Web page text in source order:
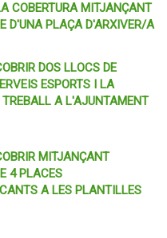
COBERTURA MITJANÇANT
D'UNA PLAÇA D'ARXIVER/A
DOS LLOCS DE
ESPORTS I LA
A L'AJUNTAMENT
MITJANÇANT
4 PLACES
A LES PLANTILLES